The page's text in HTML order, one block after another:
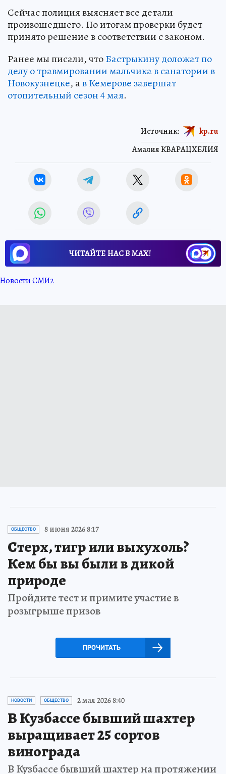
Сейчас полиция выясняет все детали
произошедшего. По итогам проверки будет
принято решение в соответствии с законом.
Ранее мы писали, чтоБастрыкину доложат по
делу о травмировании мальчика в санатории в
Новокузнецке, ав Кемерове завершат
отопительный сезон 4 мая.
Амалия КВАРАЦХЕЛИЯ
Источник: kp.ru
ЧИТАЙТЕ НАС В МАХ!
Новости СМИ2
ОБЩЕСТВО 8 июня 2026 8:17
Стерх, тигр или выхухоль?
Кем бы вы были в дикой
природе
Пройдите тест и примите участие в
розыгрыше призов
ПРОЧИТАТЬ
НОВОСТИ ОБЩЕСТВО 2 мая 2026 8:40
В Кузбассе бывший шахтер
выращивает 25 сортов
винограда
В Кузбассе бывший шахтер на протяжении